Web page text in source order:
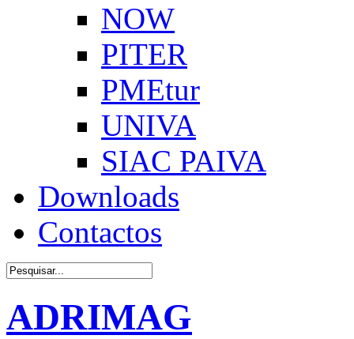
NOW
PITER
PMEtur
UNIVA
SIAC PAIVA
Downloads
Contactos
ADRIMAG